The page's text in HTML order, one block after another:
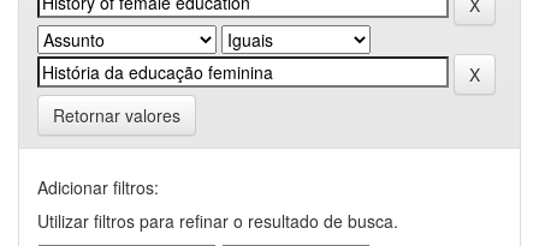
Retornar valores
Adicionar filtros:
Utilizar filtros para refinar o resultado de busca.